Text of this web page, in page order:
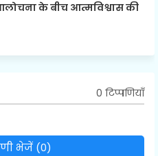
के बीच आत्मविश्वास की
0 टिप्पणियाँ
भेजें (0)